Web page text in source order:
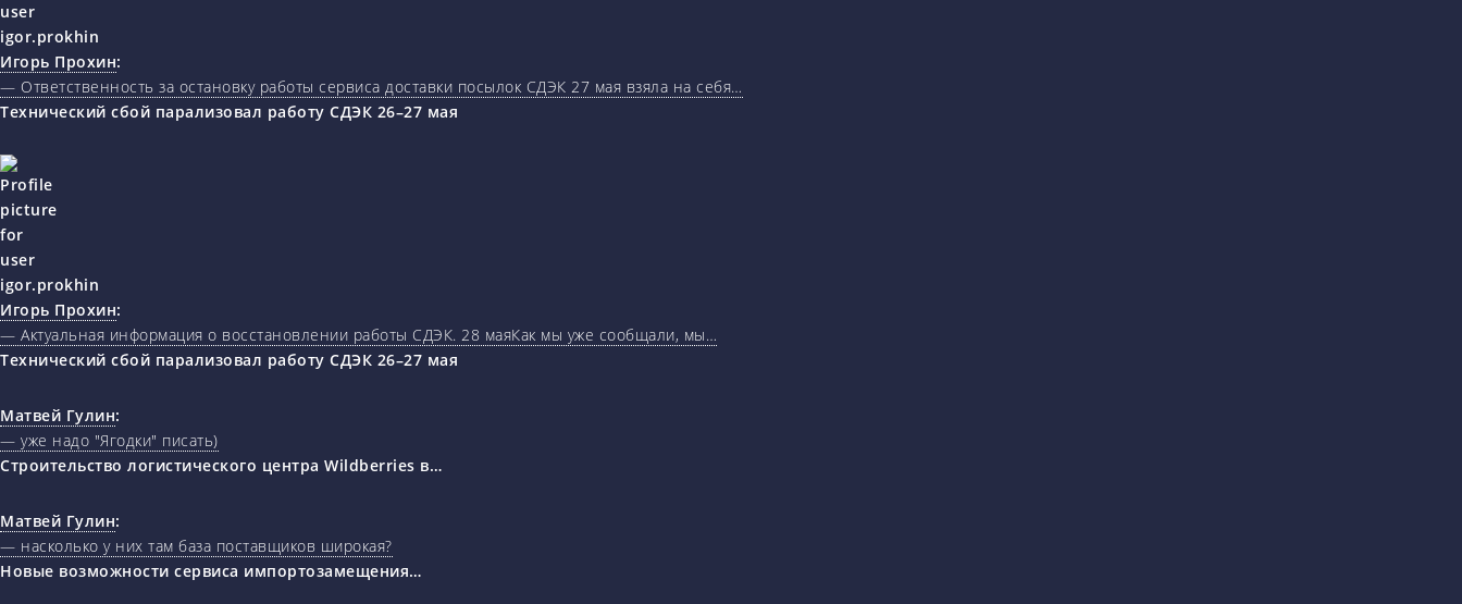
Игорь Прохин:
— Ответственность за остановку работы сервиса доставки посылок СДЭК 27 мая взяла на себя…
Технический сбой парализовал работу СДЭК 26–27 мая
Игорь Прохин:
— Актуальная информация о восстановлении работы СДЭК. 28 маяКак мы уже сообщали, мы…
Технический сбой парализовал работу СДЭК 26–27 мая
Матвей Гулин:
— уже надо "Ягодки" писать)
Строительство логистического центра Wildberries в…
Матвей Гулин:
— насколько у них там база поставщиков широкая?
Новые возможности сервиса импортозамещения…